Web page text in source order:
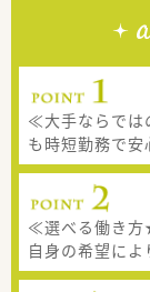
≪大手ならで
も時短勤務で安
≪選べる働き方
自身の希望によ